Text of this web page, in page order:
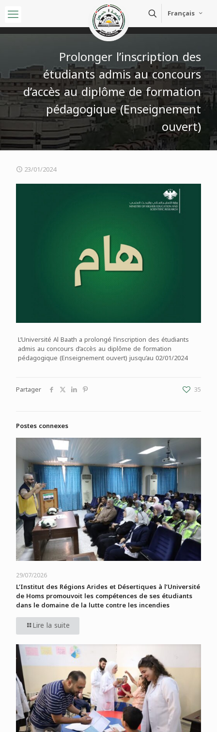
Français
Prolonger l’inscription des
étudiants admis au concours
d’accès au diplôme de formation
pédagogique (Enseignement
ouvert)
23/01/2024
L’Université Al Baath a prolongé l’inscription des étudiants
admis au concours d’accès au diplôme de formation
pédagogique (Enseignement ouvert) jusqu’au 02/01/2024
Partager 35
Postes connexes
29/07/2026
L’Institut des Régions Arides et Désertiques à l’Université
de Homs promouvoit les compétences de ses étudiants
dans le domaine de la lutte contre les incendies
Lire la suite